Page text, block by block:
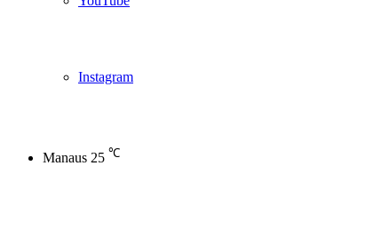
Instagram
Manaus 25 ℃